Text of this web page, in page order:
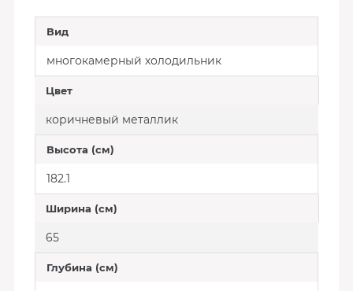
Вид
многокамерный холодильник
Цвет
коричневый металлик
Высота (см)
182.1
Ширина (см)
65
Глубина (см)